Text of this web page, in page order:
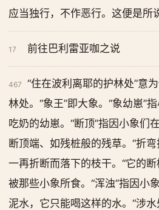
应当独行，不作恶行。这便是所
17 前往巴利雷亚咖之说
467
“住在波利离耶的护林处”意
林处。“象王”即大象。“象幼崽”
吃奶的幼崽。“断顶”指因小象们
断顶端、如残桩般的残草。“折
一再折断而落下的枝干。“它的断
被那些小象所食。“浑浊”指因小
泥水，它只能喝这样的水。“涉水